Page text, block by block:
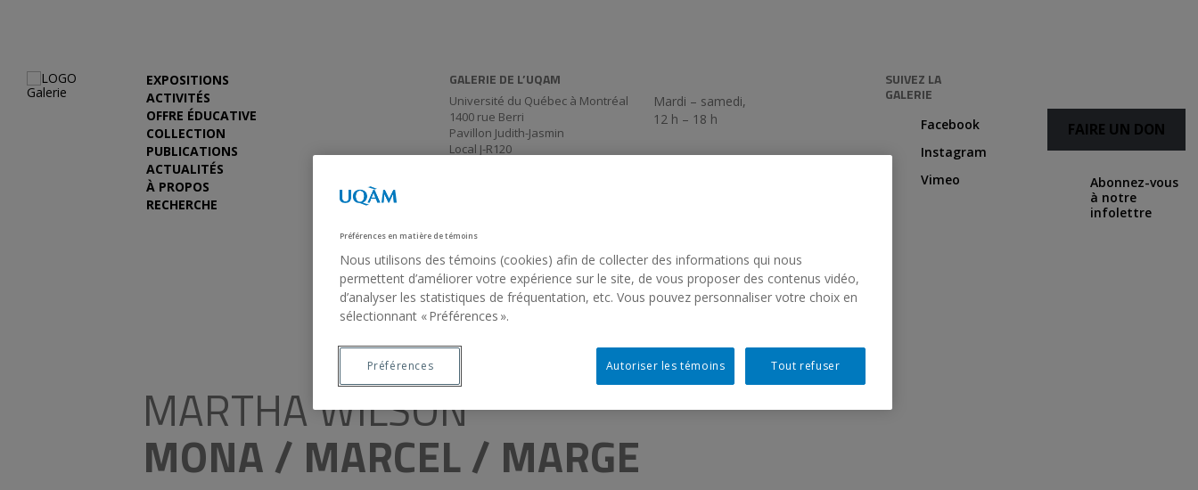
EXPOSITIONS
ACTIVITÉS
OFFRE ÉDUCATIVE
COLLECTION
PUBLICATIONS
ACTUALITÉS
À PROPOS
RECHERCHE
GALERIE DE L’UQAM
Université du Québec à Montréal
1400 rue Berri
Pavillon Judith-Jasmin
Local J-R120
Mardi – samedi,
12 h – 18 h
SUIVEZ LA
GALERIE
Facebook
Instagram
Vimeo
FAIRE UN DON
Abonnez-vous
à notre
infolettre
MARTHA WILSON
MONA / MARCEL / MARGE
Préférences en matière de témoins
Nous utilisons des témoins (cookies) afin de collecter des informations qui nous
permettent d’améliorer votre expérience sur le site, de vous proposer des contenus vidéo,
d’analyser les statistiques de fréquentation, etc. Vous pouvez personnaliser votre choix en
sélectionnant « Préférences ».
Tout refuser
Autoriser les témoins
Préférences